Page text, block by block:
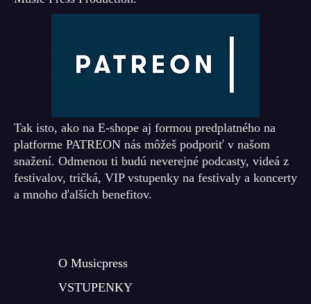
Tak isto, ako na E-shope aj formou predplatného na
platforme PATREON nás môžeš podporiť v našom
snažení. Odmenou ti budú neverejné podcasty, videá z
festivalov, tričká, VIP vstupenky na festivaly a koncerty
a mnoho ďalších benefitov.
O Musicpress
VSTUPENKY